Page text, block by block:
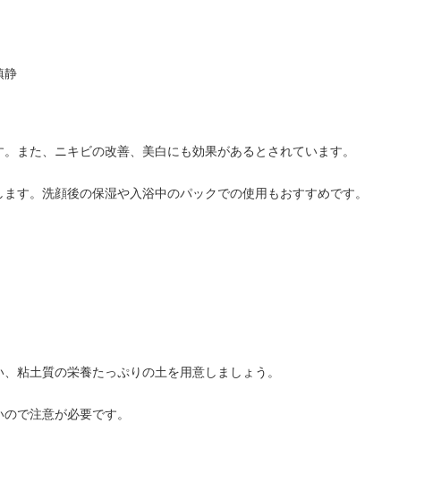
静
また、ニキビの改善、美白にも効果があるとされています。
す。洗顔後の保湿や入浴中のパックでの使用もおすすめです。
粘土質の栄養たっぷりの土を用意しましょう。
で注意が必要です。